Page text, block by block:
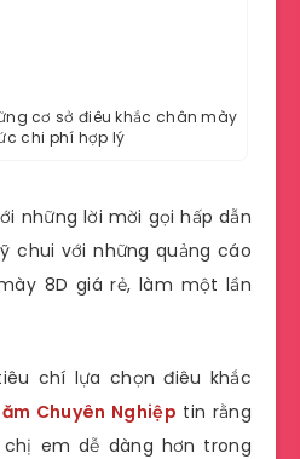
cơ sở điêu khắc chân mày
chi phí hợp lý
những lời mời gọi hấp dẫn
chui với những quảng cáo
8D giá rẻ, làm một lần
chí lựa chọn điêu khắc
Chuyên Nghiệp tin rằng
em dễ dàng hơn trong